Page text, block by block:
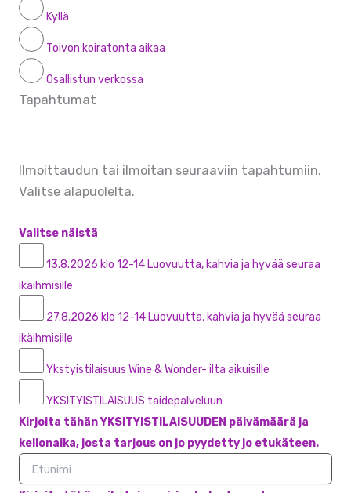
Kyllä
Toivon koiratonta aikaa
Osallistun verkossa
Tapahtumat
Ilmoittaudun tai ilmoitan seuraaviin tapahtumiin.
Valitse alapuolelta.
Valitse näistä
13.8.2026 klo 12-14 Luovuutta, kahvia ja hyvää seuraa
ikäihmisille
27.8.2026 klo 12-14 Luovuutta, kahvia ja hyvää seuraa
ikäihmisille
Ykstyistilaisuus Wine & Wonder- ilta aikuisille
YKSITYISTILAISUUS taidepalveluun
Kirjoita tähän YKSITYISTILAISUUDEN päivämäärä ja
kellonaika, josta tarjous on jo pyydetty jo etukäteen.